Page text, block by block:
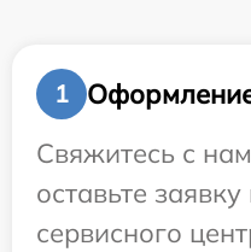
1
Свяжитесь с
оставьте
сервисного